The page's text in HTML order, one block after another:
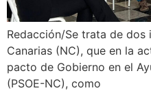
Redacción/Se trata de dos
Canarias (NC), que en la
pacto de Gobierno en el
(PSOE-NC), como